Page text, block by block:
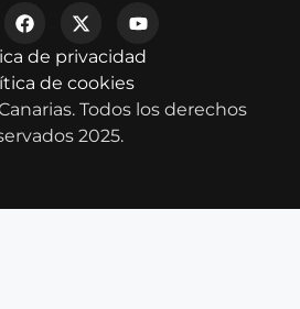
Todos los derechos
2025.
de privacidad
de cookies